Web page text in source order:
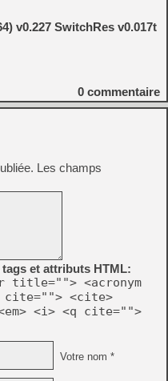
v0.227 SwitchRes v0.017t
0 commentaire
Les champs
et attributs HTML:
title=""> <acronym
cite=""> <cite>
<i> <q cite="">
Votre nom *